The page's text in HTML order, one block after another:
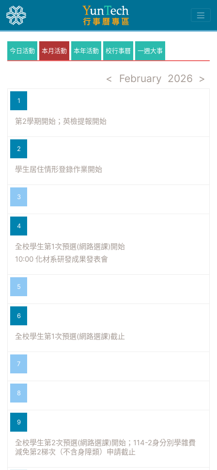
今日活動 本月活動 本年活動 校行事曆 一週大事
< February 2026 >
1
第2學期開始；英檢提報開始
2
學生居住情形登錄作業開始
3
4
全校學生第1次預選(網路選課)開始
10:00 化材系研發成果發表會
5
6
全校學生第1次預選(網路選課)截止
7
8
9
全校學生第2次預選(網路選課)開始；114-2身分別學雜費
減免第2梯次（不含身障類）申請截止